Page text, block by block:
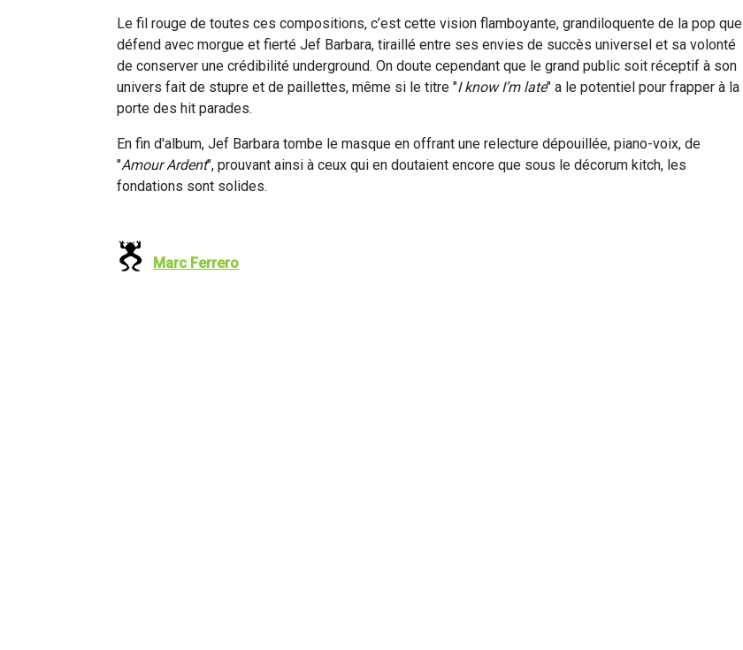
Le fil rouge de toutes ces compositions, c’est cette vision flamboyante, grandiloquente de la pop que
défend avec morgue et fierté Jef Barbara, tiraillé entre ses envies de succès universel et sa volonté
de conserver une crédibilité underground. On doute cependant que le grand public soit réceptif à son
univers fait de stupre et de paillettes, même si le titre "I know I’m late" a le potentiel pour frapper à la
porte des hit parades.
En fin d'album, Jef Barbara tombe le masque en offrant une relecture dépouillée, piano-voix, de
"Amour Ardent", prouvant ainsi à ceux qui en doutaient encore que sous le décorum kitch, les
fondations sont solides.
Marc Ferrero